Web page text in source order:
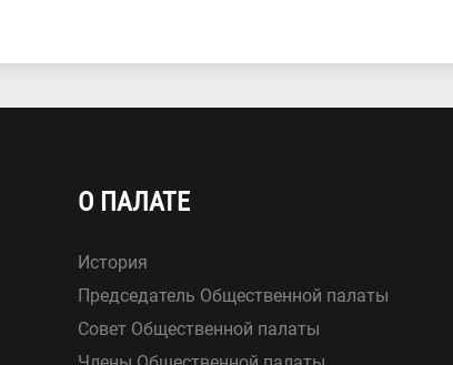
О ПАЛАТЕ
История
Председатель Общественной палаты
Совет Общественной палаты